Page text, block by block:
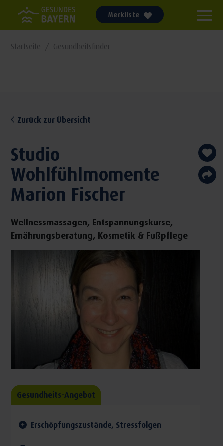
Merkliste
Startseite Gesundheitsfinder
Zurück zur Übersicht
Studio
Wohlfühlmomente
Marion Fischer
Wellnessmassagen, Entspannungskurse,
Ernährungsberatung, Kosmetik & Fußpflege
Gesundheits-Angebot
Erschöpfungszustände, Stressfolgen